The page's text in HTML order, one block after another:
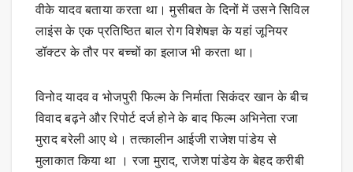
वीके यादव बताया करता था। मुसीबत के दिनों में उसने सिविल
लाइंस के एक प्रतिष्ठित बाल रोग विशेषज्ञ के यहां जूनियर
डॉक्टर के तौर पर बच्चों का इलाज भी करता था।
विनोद यादव व भोजपुरी फिल्म के निर्माता सिकंदर खान के बीच
विवाद बढ़ने और रिपोर्ट दर्ज होने के बाद फिल्म अभिनेता रजा
मुराद बरेली आए थे। तत्कालीन आईजी राजेश पांडेय से
मुलाकात किया था । रजा मुराद, राजेश पांडेय के बेहद करीबी